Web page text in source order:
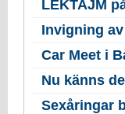
LEKTAJM
Invigning
Car Meet i
Nu känns
Sexåringar